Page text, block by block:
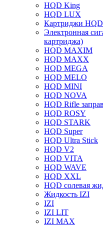
HQD King
HQD LUX
Картриджи
Электронная
картриджа)
HQD MAXIM
HQD MAXX
HQD MEGA
HQD MELO
HQD MINI
HQD NOVA
HQD Rifle
HQD ROSY
HQD STARK
HQD Super
HQD Ultra Stick
HQD V2
HQD VITA
HQD WAVE
HQD XXL
HQD солевая
Жидкость IZI
IZI
IZI LIT
IZI MAX